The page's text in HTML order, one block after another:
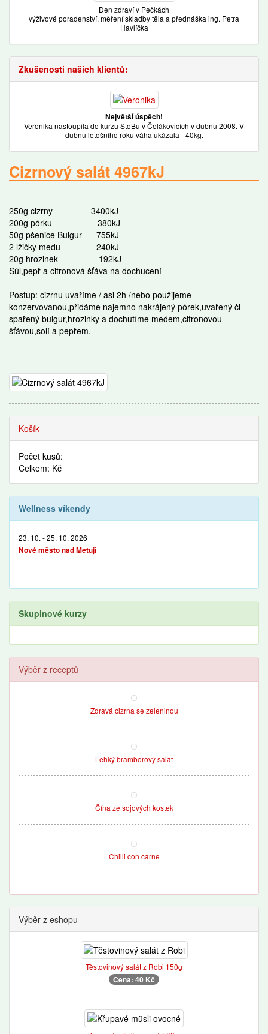
Den zdraví v Pečkách
výživové poradenství, měření skladby těla a přednáška ing. Petra
Havlíčka
Zkušenosti našich klientů:
Největší úspěch!
Veronika nastoupila do kurzu StoBu v Čelákovicích v dubnu 2008. V
dubnu letošního roku váha ukázala - 40kg.
Cizrnový salát 4967kJ
250g cizrny 3400kJ
200g pórku 380kJ
50g pšenice Bulgur 755kJ
2 lžičky medu 240kJ
20g hrozinek 192kJ
Sůl,pepř a citronová šťáva na dochucení
Postup: cizrnu uvaříme / asi 2h /nebo použijeme
konzervovanou,přidáme najemno nakrájený pórek,uvařený či
spařený bulgur,hrozinky a dochutíme medem,citronovou
šťávou,solí a pepřem.
Košík
Počet kusů:
Celkem: Kč
Wellness víkendy
23. 10. - 25. 10. 2026
Nové město nad Metují
Skupinové kurzy
Výběr z receptů
Zdravá cizrna se zeleninou
Lehký bramborový salát
Čína ze sojových kostek
Chilli con carne
Výběr z eshopu
Těstovinový salát z Robi 150g
Cena: 40 Kč